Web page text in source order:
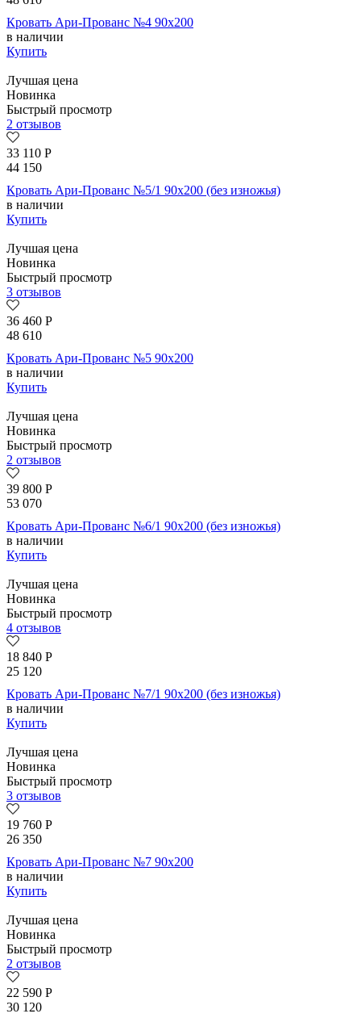
Кровать Ари-Прованс №4 90х200
в наличии
Купить
Лучшая цена
Новинка
Быстрый просмотр
2 отзывов
33 110 Р
44 150
Кровать Ари-Прованс №5/1 90х200 (без изножья)
в наличии
Купить
Лучшая цена
Новинка
Быстрый просмотр
3 отзывов
36 460 Р
48 610
Кровать Ари-Прованс №5 90х200
в наличии
Купить
Лучшая цена
Новинка
Быстрый просмотр
2 отзывов
39 800 Р
53 070
Кровать Ари-Прованс №6/1 90х200 (без изножья)
в наличии
Купить
Лучшая цена
Новинка
Быстрый просмотр
4 отзывов
18 840 Р
25 120
Кровать Ари-Прованс №7/1 90х200 (без изножья)
в наличии
Купить
Лучшая цена
Новинка
Быстрый просмотр
3 отзывов
19 760 Р
26 350
Кровать Ари-Прованс №7 90х200
в наличии
Купить
Лучшая цена
Новинка
Быстрый просмотр
2 отзывов
22 590 Р
30 120